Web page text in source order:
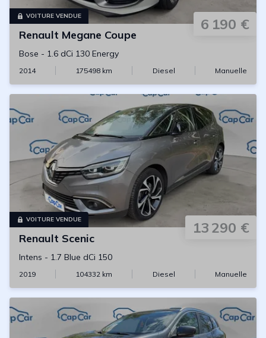
VOITURE VENDUE 6 190 €
Renault Megane Coupe
Bose - 1.6 dCi 130 Energy
2014 175498 km Diesel Manuelle
VOITURE VENDUE 13 290 €
Renault Scenic
Intens - 1.7 Blue dCi 150
2019 104332 km Diesel Manuelle